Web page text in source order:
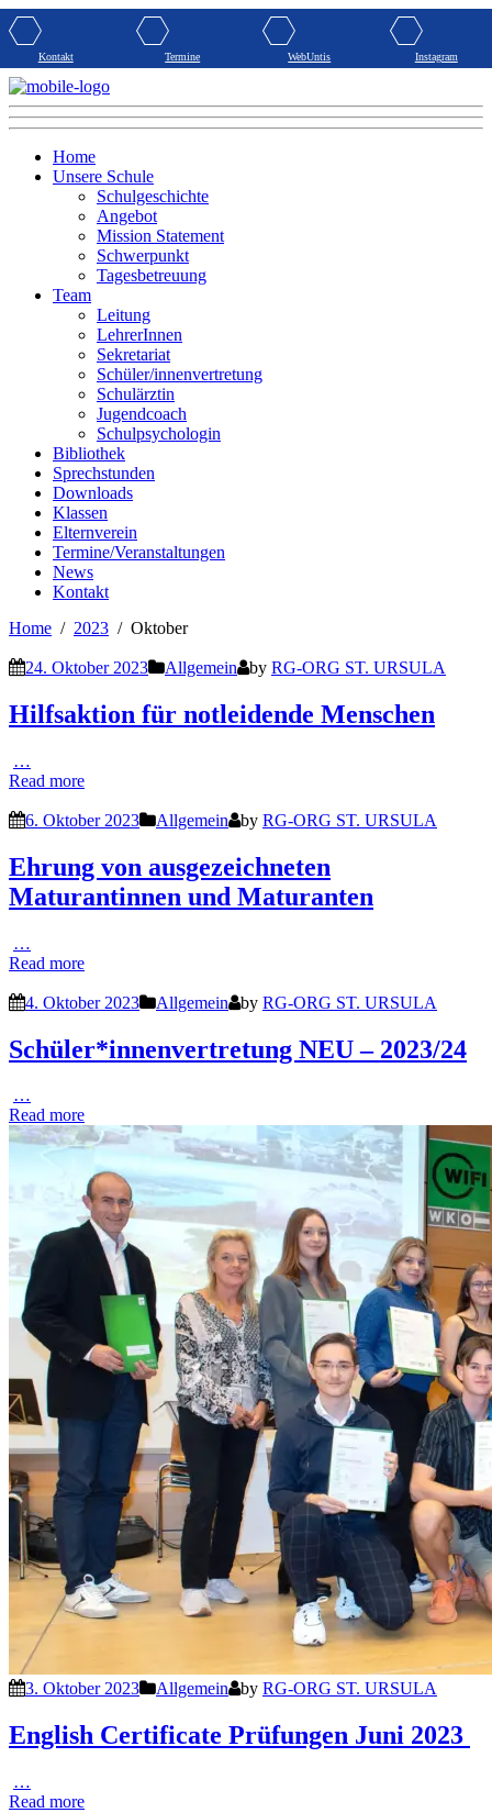
Kontakt Termine WebUntis Instagram
Home
Unsere Schule
Schulgeschichte
Angebot
Mission Statement
Schwerpunkt
Tagesbetreuung
Team
Leitung
LehrerInnen
Sekretariat
Schüler/innenvertretung
Schulärztin
Jugendcoach
Schulpsychologin
Bibliothek
Sprechstunden
Downloads
Klassen
Elternverein
Termine/Veranstaltungen
News
Kontakt
Home
2023 Oktober
24. Oktober 2023 Allgemein by RG-ORG ST. URSULA
Hilfsaktion für notleidende Menschen
…
Read more
6. Oktober 2023 Allgemein by RG-ORG ST. URSULA
Ehrung von ausgezeichneten
Maturantinnen und Maturanten
…
Read more
4. Oktober 2023 Allgemein by RG-ORG ST. URSULA
Schüler*innenvertretung NEU – 2023/24
…
Read more
3. Oktober 2023 Allgemein by RG-ORG ST. URSULA
English Certificate Prüfungen Juni 2023
…
Read more